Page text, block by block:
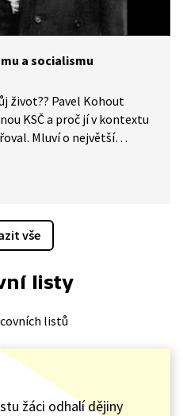
a socialismu
život?? Pavel Kohout
KSČ a proč jí v kontextu
Mluví o největší
elitu. Zmiňuje,
herce Vladimíra Ráže.
rodinu, mít
vše
listy
listů
žáci odhalí dějiny